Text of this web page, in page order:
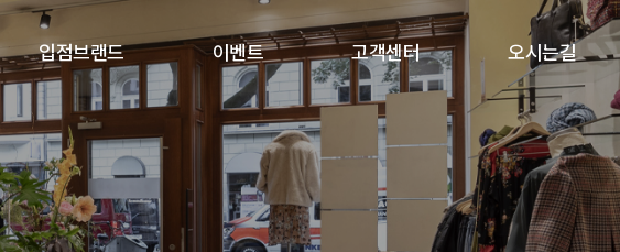
입점브랜드 이벤트 고객센터 오시는길